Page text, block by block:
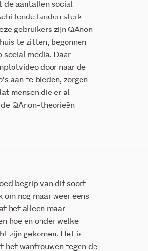
aantallen social
landen sterk
gebruikers zijn QAnon-
te zitten, begonnen
social media. Daar
door naar de
aan te bieden, zorgen
mensen die er al
QAnon-theorieën
begrip van dit soort
nog maar weer eens
het alleen maar
hoe en onder welke
zijn gekomen. Het is
het wantrouwen tegen de